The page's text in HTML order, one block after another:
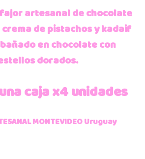
artesanal de chocolate
de pistachos y kadaif
en chocolate con
dorados.
caja x4 unidades
MONTEVIDEO Uruguay